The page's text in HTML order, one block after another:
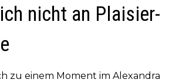
nicht an Plaisier-
zu einem Moment im Alexandra